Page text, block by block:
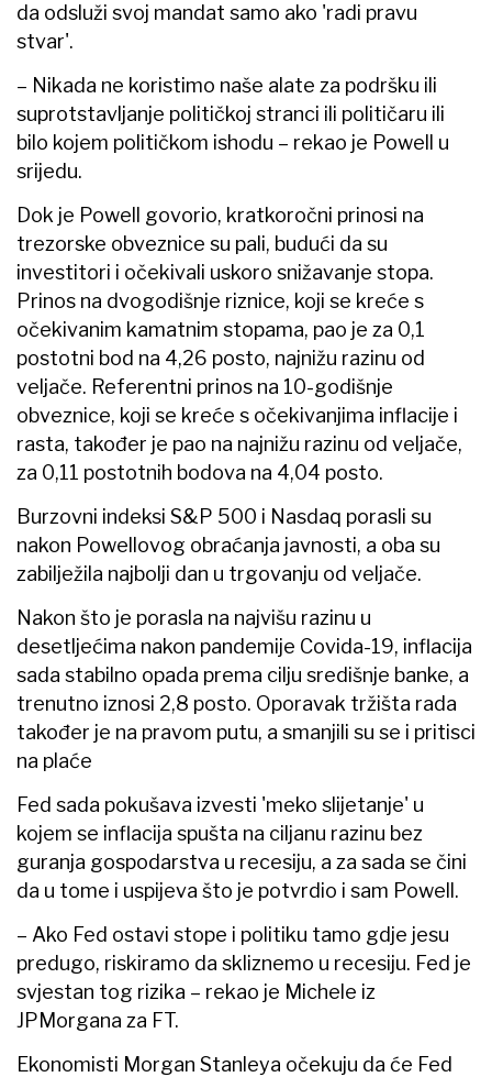
da odsluži svoj mandat samo ako 'radi pravu
stvar'.
– Nikada ne koristimo naše alate za podršku ili
suprotstavljanje političkoj stranci ili političaru ili
bilo kojem političkom ishodu – rekao je Powell u
srijedu.
Dok je Powell govorio, kratkoročni prinosi na
trezorske obveznice su pali, budući da su
investitori i očekivali uskoro snižavanje stopa.
Prinos na dvogodišnje riznice, koji se kreće s
očekivanim kamatnim stopama, pao je za 0,1
postotni bod na 4,26 posto, najnižu razinu od
veljače. Referentni prinos na 10-godišnje
obveznice, koji se kreće s očekivanjima inflacije i
rasta, također je pao na najnižu razinu od veljače,
za 0,11 postotnih bodova na 4,04 posto.
Burzovni indeksi S&P 500 i Nasdaq porasli su
nakon Powellovog obraćanja javnosti, a oba su
zabilježila najbolji dan u trgovanju od veljače.
Nakon što je porasla na najvišu razinu u
desetljećima nakon pandemije Covida-19, inflacija
sada stabilno opada prema cilju središnje banke, a
trenutno iznosi 2,8 posto. Oporavak tržišta rada
također je na pravom putu, a smanjili su se i pritisci
na plaće
Fed sada pokušava izvesti 'meko slijetanje' u
kojem se inflacija spušta na ciljanu razinu bez
guranja gospodarstva u recesiju, a za sada se čini
da u tome i uspijeva što je potvrdio i sam Powell.
– Ako Fed ostavi stope i politiku tamo gdje jesu
predugo, riskiramo da skliznemo u recesiju. Fed je
svjestan tog rizika – rekao je Michele iz
JPMorgana za FT.
Ekonomisti Morgan Stanleya očekuju da će Fed